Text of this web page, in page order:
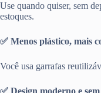
Use quando quiser, sem
estoques.
✅ Menos plástico, mais
Você usa garrafas